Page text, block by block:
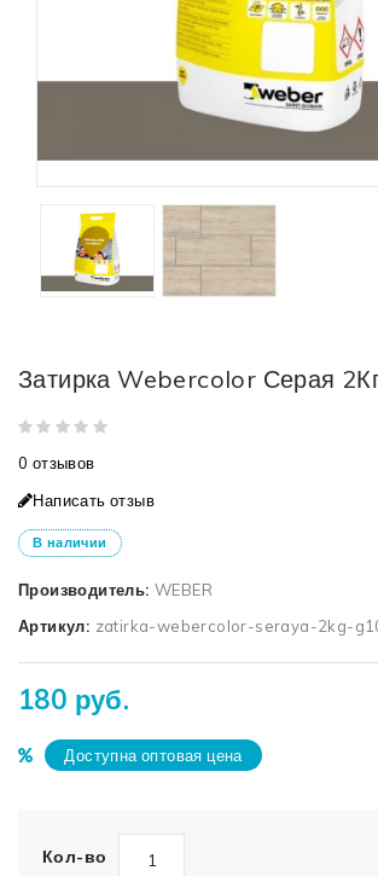
Затирка Webercolor Серая
0 отзывов
Написать отзыв
В наличии
Производитель: WEBER
Артикул: zatirka-webercolor-seraya-2kg-
180 руб.
Доступна оптовая цена
Кол-во